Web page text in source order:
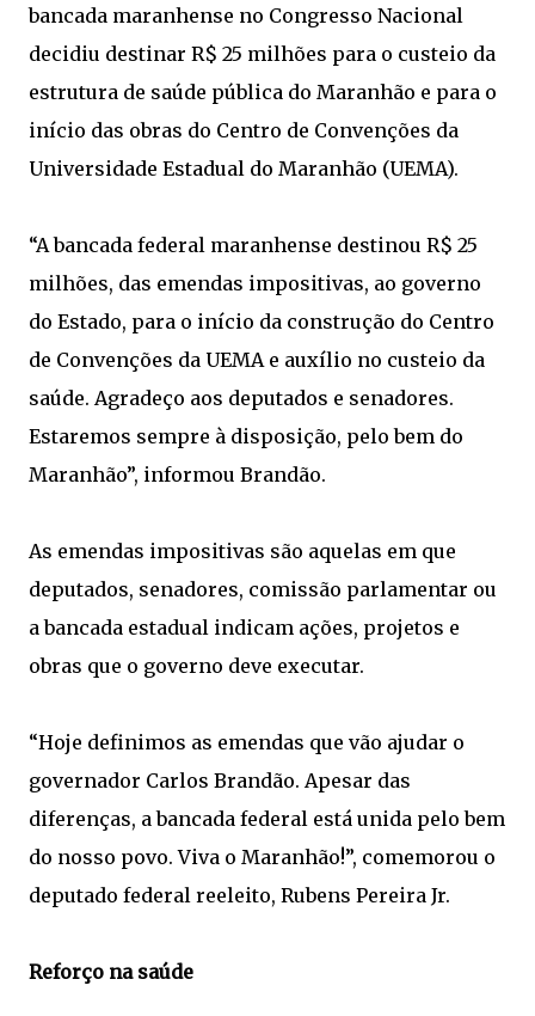
bancada maranhense no Congresso Nacional
decidiu destinar R$ 25 milhões para o custeio da
estrutura de saúde pública do Maranhão e para o
início das obras do Centro de Convenções da
Universidade Estadual do Maranhão (UEMA).
“A bancada federal maranhense destinou R$ 25
milhões, das emendas impositivas, ao governo
do Estado, para o início da construção do Centro
de Convenções da UEMA e auxílio no custeio da
saúde. Agradeço aos deputados e senadores.
Estaremos sempre à disposição, pelo bem do
Maranhão”, informou Brandão.
As emendas impositivas são aquelas em que
deputados, senadores, comissão parlamentar ou
a bancada estadual indicam ações, projetos e
obras que o governo deve executar.
“Hoje definimos as emendas que vão ajudar o
governador Carlos Brandão. Apesar das
diferenças, a bancada federal está unida pelo bem
do nosso povo. Viva o Maranhão!”, comemorou o
deputado federal reeleito, Rubens Pereira Jr.
Reforço na saúde